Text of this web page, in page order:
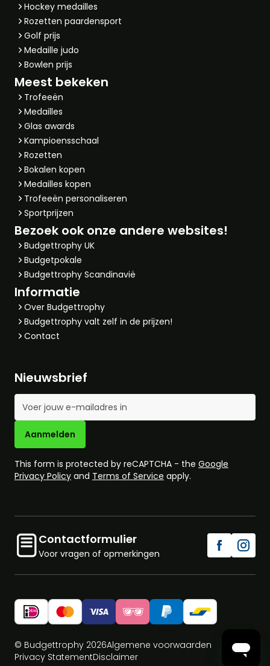
Hockey medailles
Rozetten paardensport
Golf prijs
Medaille judo
Bowlen prijs
Meest bekeken
Trofeeën
Medailles
Glas awards
Kampioensschaal
Rozetten
Bokalen kopen
Medailles kopen
Trofeeën personaliseren
Sportprijzen
Bezoek ook onze andere websites!
Budgettrophy UK
Budgetpokale
Budgettrophy Scandinavië
Informatie
Over Budgettrophy
Budgettrophy valt zelf in de prijzen!
Contact
Nieuwsbrief
E-mailadres
Aanmelden
This form is protected by reCAPTCHA - the Google
Privacy Policy and Terms of Service apply.
Contactformulier
Voor vragen of opmerkingen
© Budgettrophy 2026Algemene voorwaarden
Privacy StatementDisclaimer